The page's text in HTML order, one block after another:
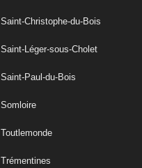
Saint-Christophe-du-Bois
Saint-Léger-sous-Cholet
Saint-Paul-du-Bois
Somloire
Toutlemonde
Trémentines